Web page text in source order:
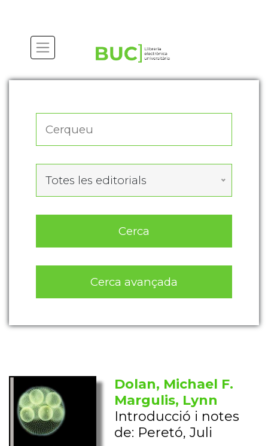
Totes les editorials
Cerca
Cerca avançada
Dolan, Michael F.
Margulis, Lynn
Introducció i notes
de: Peretó, Juli